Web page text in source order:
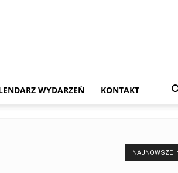
WYDARZEŃ KONTAKT
NAJNOWSZE